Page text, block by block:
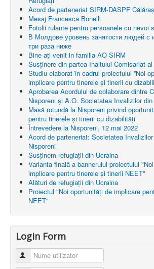
Acord de parteneriat SIRM-DASPF
Mesaj Francesca Bonelli
Fotolii rulante pentru persoanele cu nevoi
В Молдове уровень занятости людей с
три раза ниже
Bine ați venit in familia AO SIRM
Susținere din partea Înaltului Comisariat
Studiu elaborat în cadrul proiectului ”Noi
implicare pentru tinerele și tinerii cu
Aprobarea Acordului de colaborare dintre
Nisporeni şi A.O. Societatea Invalizilor
Masă rotundă la Nisporeni privind
pentru tinerele și tinerii cu dizabilități
Întrevedere la Nisporeni, 12 mai 2022
Acord de parteneriat: Societatea
Nisporeni
Susținem refugiații din Ucraina
Varianta finală a bannerului proiectului
implicare pentru tinerele și tinerii NEET"
Alături de refugiații din Ucraina
Proiectul "Noi oportunități de implicare
NEET"
Login Form
Nume utilizator